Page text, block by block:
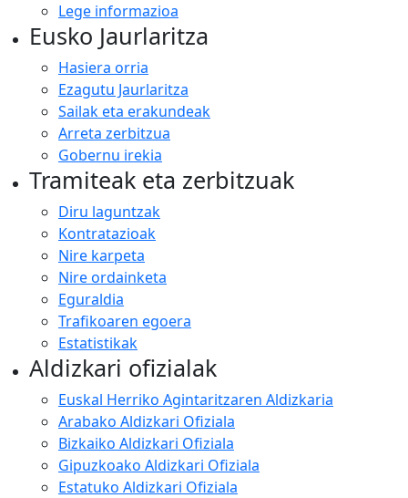
Lege informazioa
Eusko Jaurlaritza
Hasiera orria
Ezagutu Jaurlaritza
Sailak eta erakundeak
Arreta zerbitzua
Gobernu irekia
Tramiteak eta zerbitzuak
Diru laguntzak
Kontratazioak
Nire karpeta
Nire ordainketa
Eguraldia
Trafikoaren egoera
Estatistikak
Aldizkari ofizialak
Euskal Herriko Agintaritzaren Aldizkaria
Arabako Aldizkari Ofiziala
Bizkaiko Aldizkari Ofiziala
Gipuzkoako Aldizkari Ofiziala
Estatuko Aldizkari Ofiziala